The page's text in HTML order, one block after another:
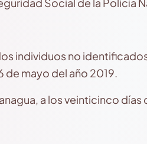
individuos no
de mayo del año 2019.
a los veinticinco